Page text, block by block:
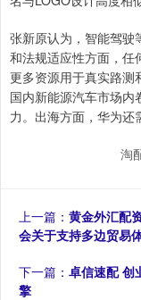
张新原认为，智能驾驶
和法规适应性方面，任
更多资源用于真实路测
国内新能源汽车市场内
力。出海方面，华为还
淘
上一篇： 黄金外汇配
会关于支持多边贸易
下一篇： 卓信速配 创
擎